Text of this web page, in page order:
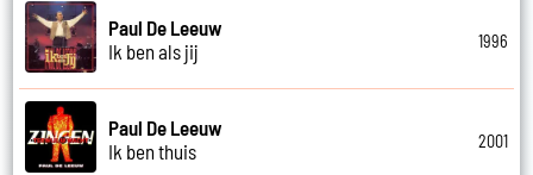
Paul De Leeuw
Ik ben als jij
1996
Paul De Leeuw
Ik ben thuis
2001